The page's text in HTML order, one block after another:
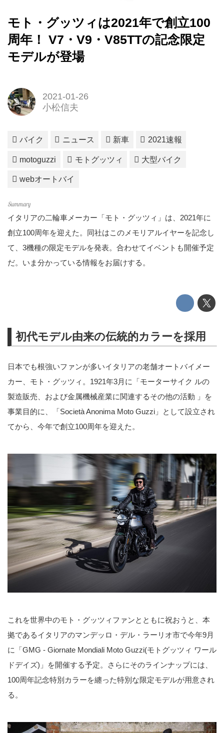
モト・グッツィは2021年で創立100
周年！ V7・V9・V85TTの記念限定
モデルが登場
2021-01-26
小松信夫
バイク ニュース 新車 2021速報
motoguzzi モトグッツィ 大型バイク
webオートバイ
イタリアの二輪車メーカー「モト・グッツィ」は、2021年に
創立100周年を迎えた。同社はこのメモリアルイヤーを記念し
て、3機種の限定モデルを発表。合わせてイベントも開催予定
だ。いま分かっている情報をお届けする。
初代モデル由来の伝統的カラーを採用
日本でも根強いファンが多いイタリアの老舗オートバイメー
カー、モト・グッツィ。1921年3月に「モーターサイク ルの
製造販売、および金属機械産業に関連するその他の活動 」を
事業目的に、「Società Anonima Moto Guzzi」として設立され
てから、今年で創立100周年を迎えた。
これを世界中のモト・グッツィファンとともに祝おうと、本
拠であるイタリアのマンデッロ・デル・ラーリオ市で今年9月
に「GMG - Giornate Mondiali Moto Guzzi(モトグッツィ ワール
ドデイズ)」を開催する予定。さらにそのラインナップには、
100周年記念特別カラーを纏った特別な限定モデルが用意され
る。